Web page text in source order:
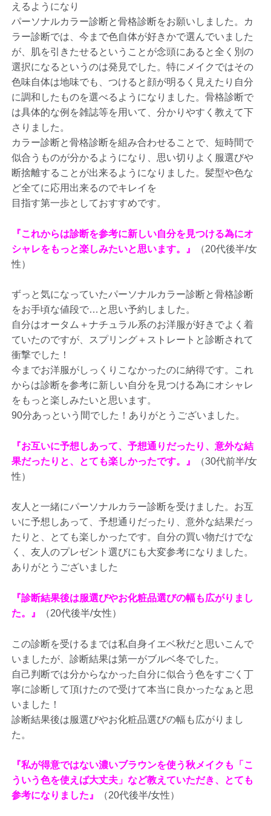
えるようになり
パーソナルカラー診断と骨格診断をお願いしました。カ
ラー診断では、今まで色自体が好きかで選んでいました
が、肌を引きたせるということが念頭にあると全く別の
選択になるというのは発見でした。特にメイクではその
色味自体は地味でも、つけると顔が明るく見えたり自分
に調和したものを選べるようになりました。骨格診断で
は具体的な例を雑誌等を用いて、分かりやすく教えて下
さりました。
カラー診断と骨格診断を組み合わせることで、短時間で
似合うものが分かるようになり、思い切りよく服選びや
断捨離することが出来るようになりました。髪型や色な
ど全てに応用出来るのでキレイを
目指す第一歩としておすすめです。
『これからは診断を参考に新しい自分を見つける為にオ
シャレをもっと楽しみたいと思います。』
（20代後半/女
性）
ずっと気になっていたパーソナルカラー診断と骨格診断
をお手頃な値段で…と思い予約しました。
自分はオータム＋ナチュラル系のお洋服が好きでよく着
ていたのですが、スプリング＋ストレートと診断されて
衝撃でした！
今までお洋服がしっくりこなかったのに納得です。これ
からは診断を参考に新しい自分を見つける為にオシャレ
をもっと楽しみたいと思います。
90分あっという間でした！ありがとうございました。
『お互いに予想しあって、予想通りだったり、意外な結
果だったりと、とても楽しかったです。』
（30代前半/女
性）
友人と一緒にパーソナルカラー診断を受けました。お互
いに予想しあって、予想通りだったり、意外な結果だっ
たりと、とても楽しかったです。自分の買い物だけでな
く、友人のプレゼント選びにも大変参考になりました。
ありがとうございました
『診断結果後は服選びやお化粧品選びの幅も広がりまし
た。』
（20代後半/女性）
この診断を受けるまでは私自身イエベ秋だと思いこんで
いましたが、診断結果は第一がブルベ冬でした。
自己判断では分からなかった自分に似合う色をすごく丁
寧に診断して頂けたので受けて本当に良かったなぁと思
いました！
診断結果後は服選びやお化粧品選びの幅も広がりまし
た。
『私が得意ではない濃いブラウンを使う秋メイクも「こ
ういう色を使えば大丈夫」など教えていただき、とても
参考になりました』
（20代後半/女性）